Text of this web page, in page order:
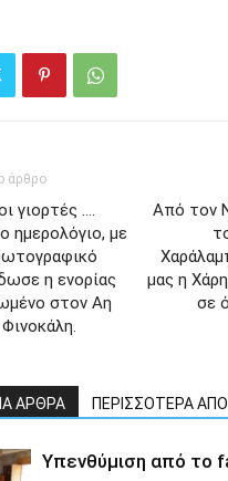
άρθρο
γιορτές ….
ημερολόγιο, με
η ενορίας
στον Αη
Από τον
μας η
σε
ΑΡΘΡΑ ΠΕΡΙΣΣΟΤΕΡΑ
Υπενθύμιση από το